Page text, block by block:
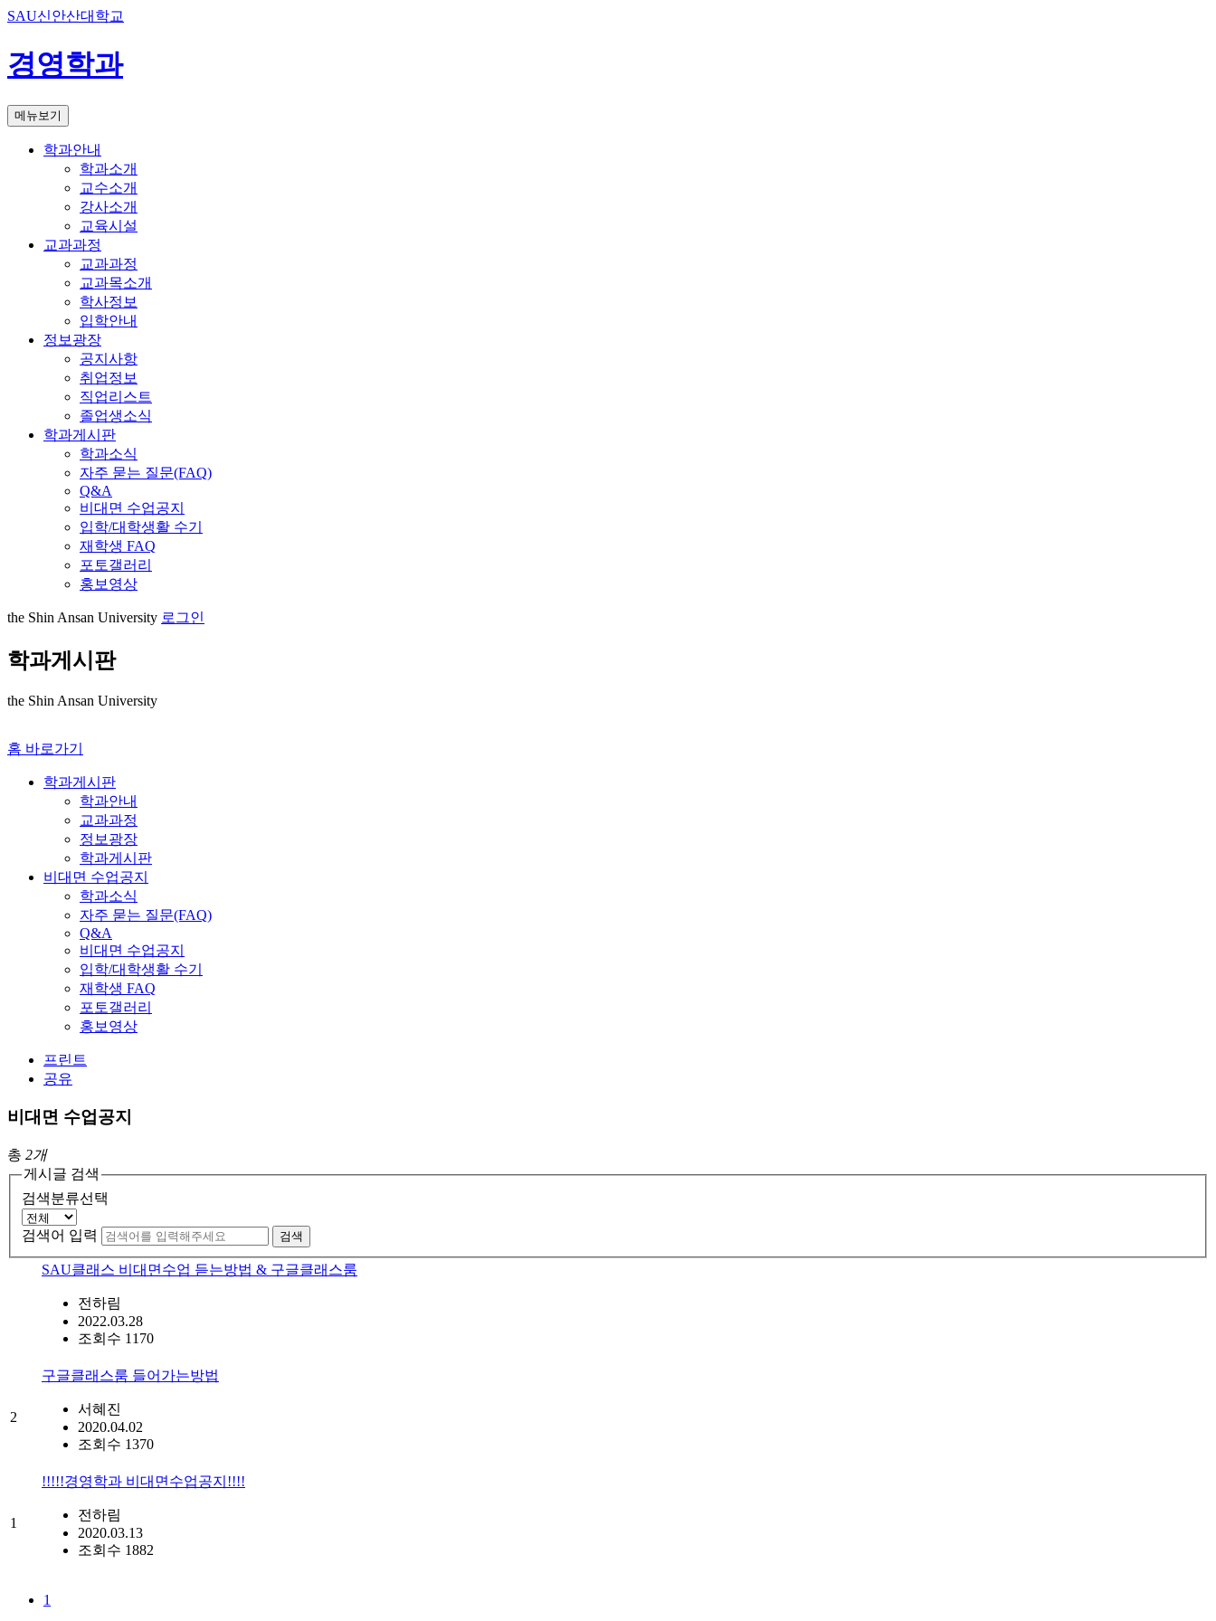
SAU신안산대학교
경영학과
메뉴보기
학과안내
학과소개
교수소개
강사소개
교육시설
교과과정
교과과정
교과목소개
학사정보
입학안내
정보광장
공지사항
취업정보
직업리스트
졸업생소식
학과게시판
학과소식
자주 묻는 질문(FAQ)
Q&A
비대면 수업공지
입학/대학생활 수기
재학생 FAQ
포토갤러리
홍보영상
the Shin Ansan University 로그인
학과게시판
the Shin Ansan University
홈 바로가기
학과게시판
학과안내
교과과정
정보광장
학과게시판
비대면 수업공지
학과소식
자주 묻는 질문(FAQ)
Q&A
비대면 수업공지
입학/대학생활 수기
재학생 FAQ
포토갤러리
홍보영상
프린트
공유
비대면 수업공지
총 2개
게시글 검색
검색분류선택
검색어 입력 검색
SAU클래스 비대면수업 듣는방법 & 구글클래스룸
전하림
2022.03.28
조회수 1170
2
구글클래스룸 들어가는방법
서혜진
2020.04.02
조회수 1370
1
!!!!!경영학과 비대면수업공지!!!!
전하림
2020.03.13
조회수 1882
1